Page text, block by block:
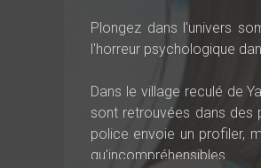
Plongez dans l'univers
l'horreur psychologique
Dans le village reculé de
sont retrouvées dans des
police envoie un profiler,
qu'incompréhensibles...